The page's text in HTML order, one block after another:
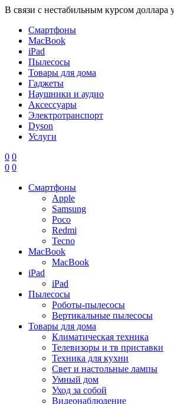
В связи с нестабильным курсом доллара
Смартфоны
MacBook
iPad
Пылесосы
Товары для дома
Гаджеты
Наушники и аудио
Аксессуары
Электротранспорт
Dyson
Услуги
0 0
0 0
Смартфоны
Apple
Samsung
Poco
Redmi
Tecno
MacBook
MacBook
iPad
iPad
Пылесосы
Роботы-пылесосы
Вертикальные пылесосы
Товары для дома
Климатическая техника
Телевизоры и тв приставки
Техника для кухни
Свет и настольные лампы
Умный дом
Уход за собой
Видеонаблюдение